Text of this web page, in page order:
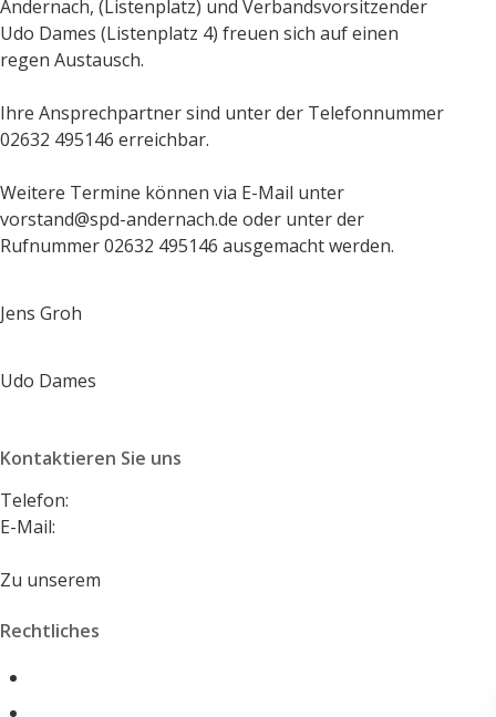
Andernach, (Listenplatz) und Verbandsvorsitzender
Udo Dames (Listenplatz 4) freuen sich auf einen
regen Austausch.
Ihre Ansprechpartner sind unter der Telefonnummer
02632 495146 erreichbar.
Weitere Termine können via E-Mail unter
vorstand@spd-andernach.de oder unter der
Rufnummer 02632 495146 ausgemacht werden.
Jens Groh
Udo Dames
Kontaktieren Sie uns
Telefon:
E-Mail:
Zu unserem
Rechtliches